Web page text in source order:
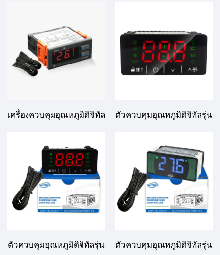
ใช้งานในอุตสาหกรรมและ
พาณิชย์
และแม่นยำสำหรับการใช้
งานในอุตสาหกรรม
เครื่องควบคุมอุณหภูมิดิจิทัล
อุณหภูมิหลายขั้นตอนขั้นสูง
สำหรับการใช้งานใน
อุตสาหกรรมและพาณิชย์
ตัวควบคุมอุณหภูมิดิจิทัลรุ่น
EVCO
ตัวควบคุมอุณหภูมิดิจิทัลรุ่น
ตัวควบคุมอุณหภูมิดิจิทัลรุ่น